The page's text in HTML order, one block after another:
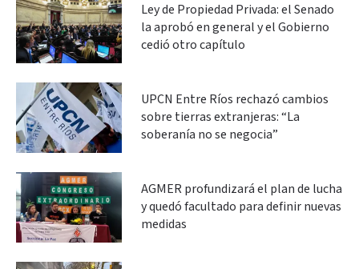
Ley de Propiedad Privada: el Senado
la aprobó en general y el Gobierno
cedió otro capítulo
UPCN Entre Ríos rechazó cambios
sobre tierras extranjeras: “La
soberanía no se negocia”
AGMER profundizará el plan de lucha
y quedó facultado para definir nuevas
medidas